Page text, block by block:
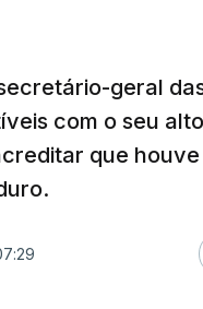
geral
com o seu
que